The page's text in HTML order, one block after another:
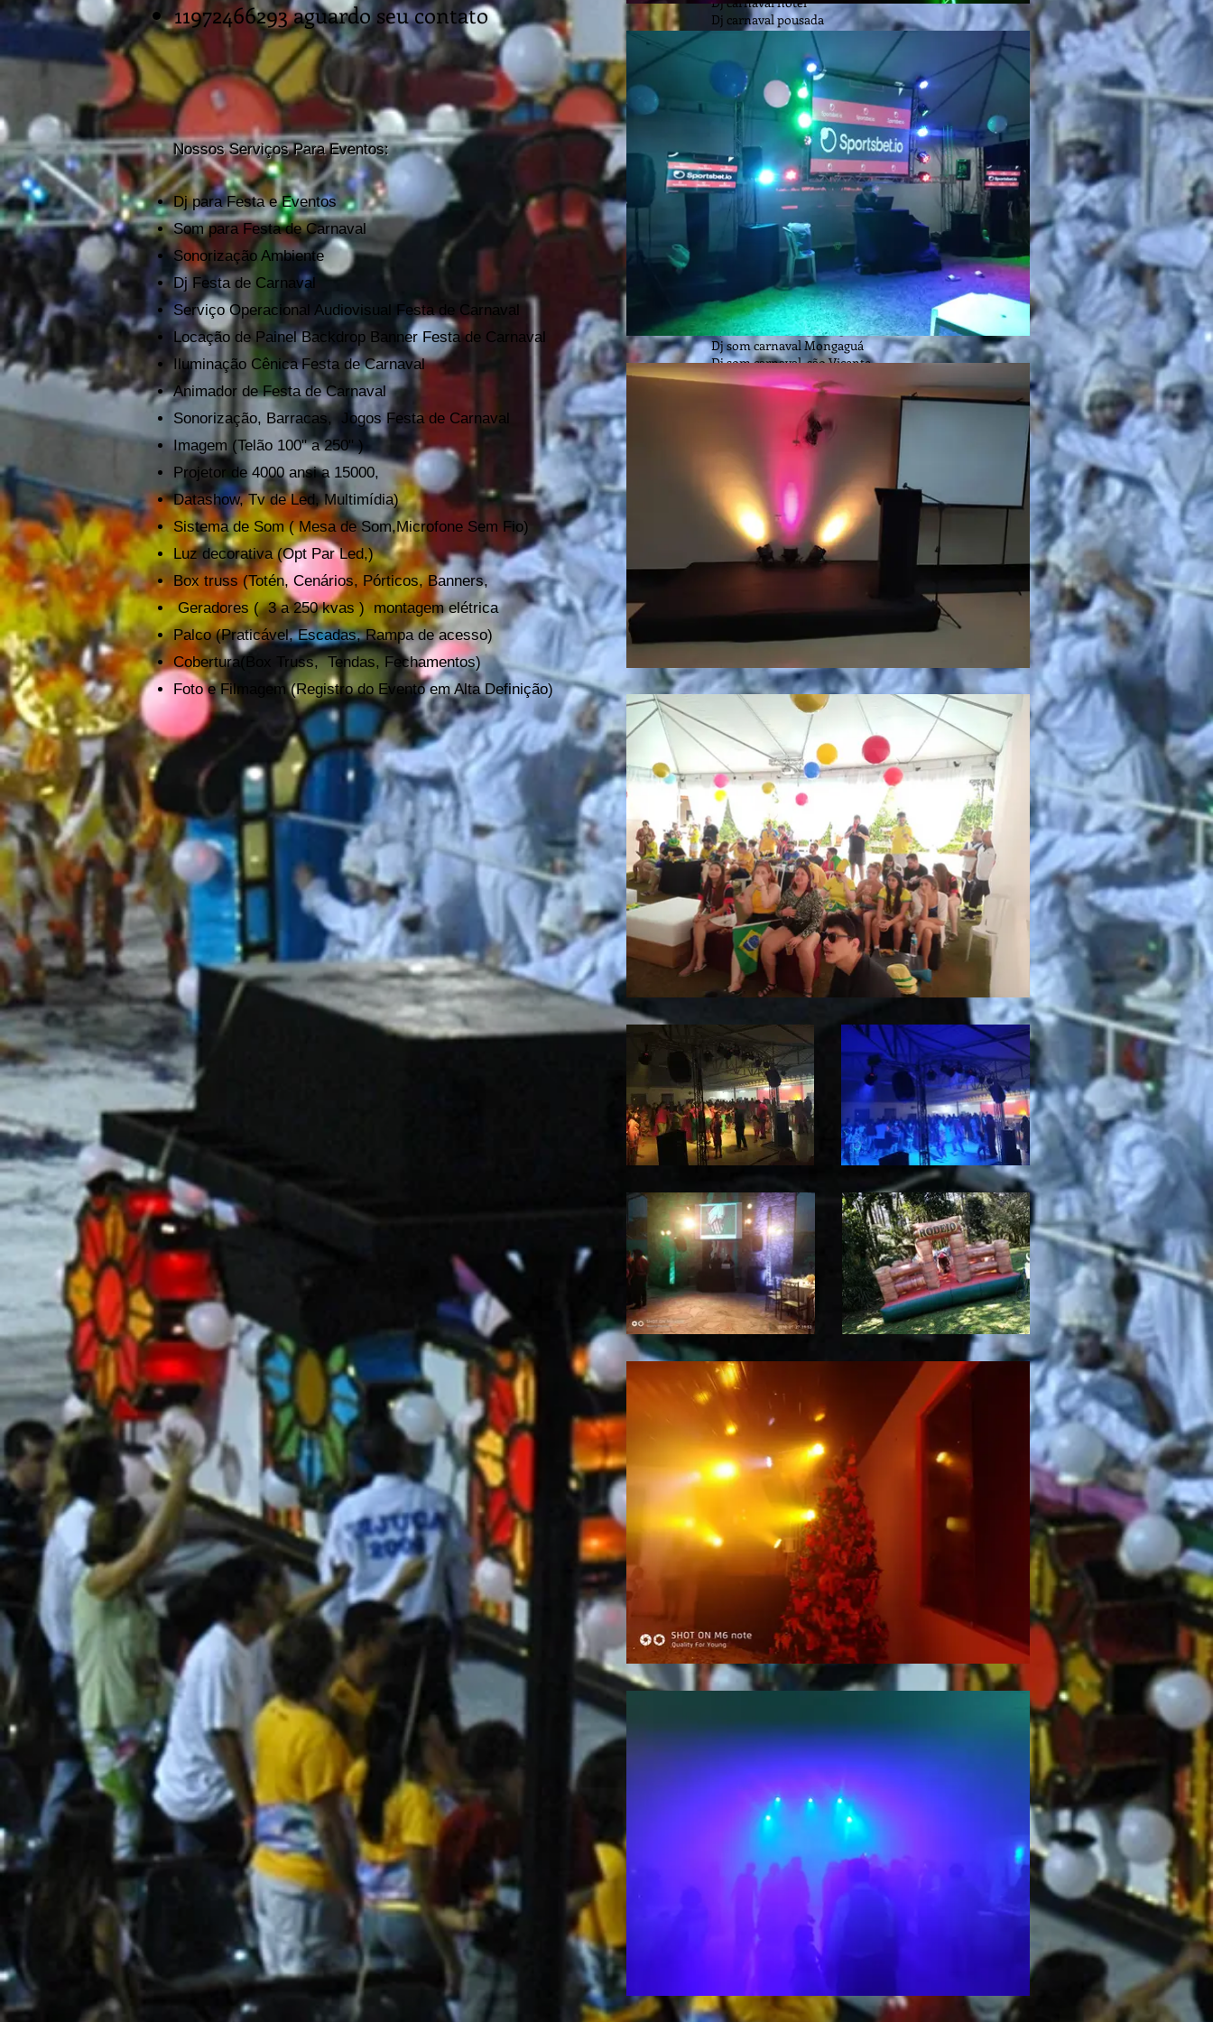
11972466293 aguardo seu contato
Dj carnaval pousada
Dj carnaval santos
Dj carnaval praia grande
Dj carnaval Mongaguá
Dj carnaval são Vicente
Dj carnaval são Sebastiao
Dj carnaval Boraceia
Dj carnaval Riviera
DJ som festa carnaval litoral
Dj som festa carnaval Ubatuba
Dj som festa carnaval são
Paulo
Dj som carnaval Ubatuba
Dj som carnaval caragua
Dj som carnaval hotel
Dj som carnaval pousada
Dj som carnaval santos
Dj som carnaval praia grande
Dj som carnaval Mongaguá
Dj som carnaval são Vicente
Dj som carnaval são Sebastiao
Dj som carnaval Boraceia
Dj som carnaval Riviera
Nossos Serviços Para Eventos:
Dj para Festa e Eventos
Som para Festa de Carnaval
Sonorização Ambiente
Dj Festa de Carnaval
Serviço Operacional Audiovisual Festa de Carnaval
Locação de Painel Backdrop Banner Festa de Carnaval
Iluminação Cênica Festa de Carnaval
Animador de Festa de Carnaval
Sonorização, Barracas, Jogos Festa de Carnaval
Imagem (Telão 100" a 250" )
Projetor de 4000 ansi a15000,
Datashow, Tv de Led, Multimídia)
Sistema de Som ( Mesa de Som,Microfone Sem Fio)
Luz decorativa (Opt Par Led,)
Box truss (Totén, Cenários, Pórticos, Banners,
Geradores ( 3 a 250 kvas ) montagem elétrica
Palco (Praticável, Escadas, Rampa de acesso)
Cobertura(Box Truss, Tendas, Fechamentos)
Foto e Filmagem (Registro do Evento em Alta Definição)